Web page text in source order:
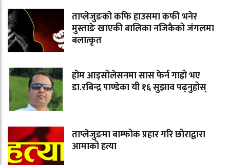
ताप्लेजुङको कफि हाउसमा कफी भनेर
मुस्ताङे खाएकी बालिका नजिकैको जंगलमा
बलात्कृत
होम आइसोलेसनमा सास फेर्न गाह्रो भए
डा.रबिन्द्र पाण्डेका यी १६ सुझाव पढ्नुहोस्
ताप्लेजुङमा बाम्फोक प्रहार गरि छोराद्वारा
आमाको हत्या